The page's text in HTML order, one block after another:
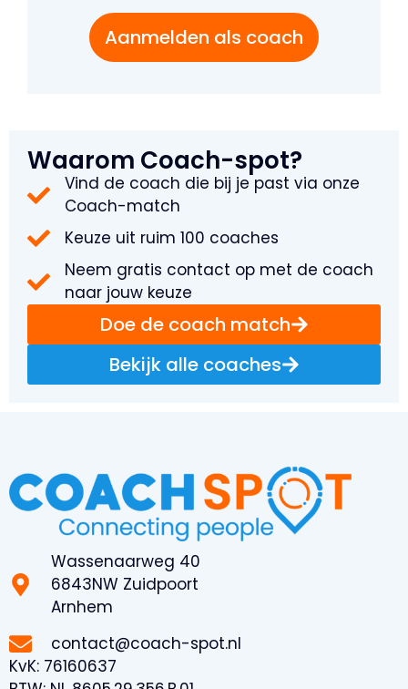
Aanmelden als coach
Waarom Coach-spot?
Vind de coach die bij je past via onze
Coach-match
Keuze uit ruim 100 coaches
Neem gratis contact op met de coach
naar jouw keuze
Doe de coach match
Bekijk alle coaches
Wassenaarweg 40
6843NW Zuidpoort
Arnhem
contact@coach-spot.nl
KvK: 76160637